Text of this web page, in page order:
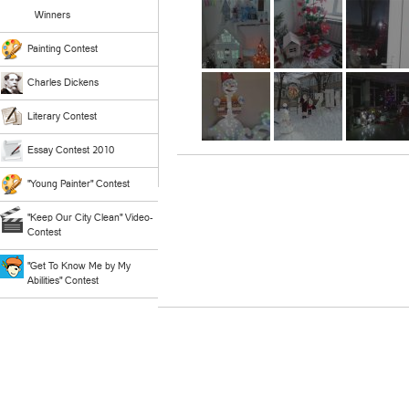
Winners
Painting Contest
Charles Dickens
Literary Contest
Essay Contest 2010
"Young Painter" Contest
"Keep Our City Clean" Video-
Contest
"Get To Know Me by My
Abilities" Contest